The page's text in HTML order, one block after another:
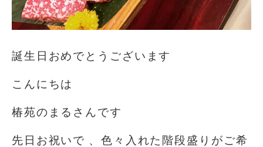
誕生日おめでとうございます
こんにちは
椿苑のまるさんです
先日お祝いで 、色々入れた階段盛りがご希